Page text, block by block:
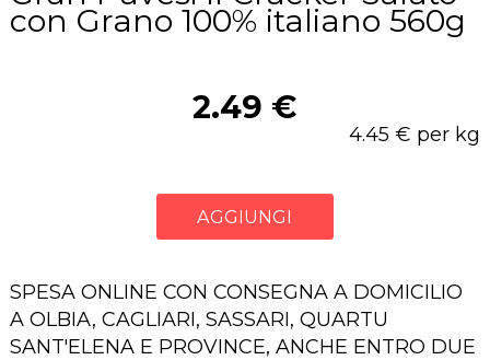
con Grano 100% italiano 560g
2.49 €
4.45 € per kg
AGGIUNGI
SPESA ONLINE CON CONSEGNA A DOMICILIO
A OLBIA, CAGLIARI, SASSARI, QUARTU
SANT'ELENA E PROVINCE, ANCHE ENTRO DUE